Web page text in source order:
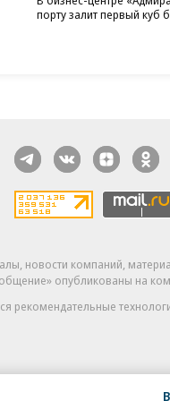
порту залит первый куб
новости компаний,
опубликованы на
рекомендательные